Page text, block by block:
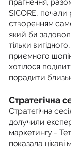
прагнення,
SICORE,
створенням
який би
тільки
приємного
хотілося
порадити
Стратегічна
Стратегічна
долучили
маркетингу -
показала цікаві